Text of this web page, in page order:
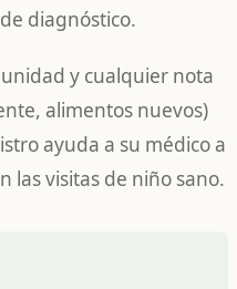
diagnóstico.
y cualquier nota
alimentos nuevos)
ayuda a su médico a
las visitas de niño sano.